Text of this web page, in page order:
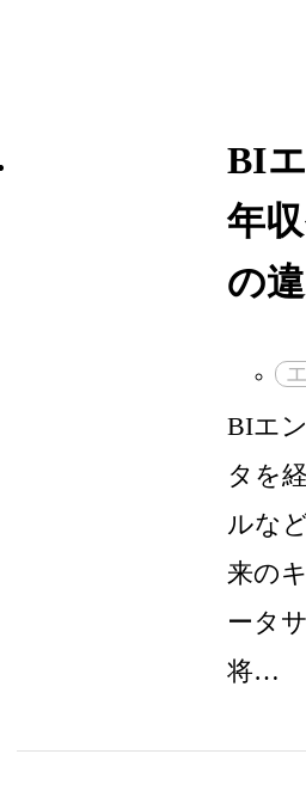
BI
年
の
BIエ
タを
ルな
来の
ータ
将…